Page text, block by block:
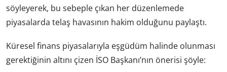
söyleyerek, bu sebeple çıkan her düzenlemede
piyasalarda telaş havasının hakim olduğunu paylaştı.
Küresel finans piyasalarıyla eşgüdüm halinde olunması
gerektiğinin altını çizen İSO Başkanı’nın önerisi şöyle: